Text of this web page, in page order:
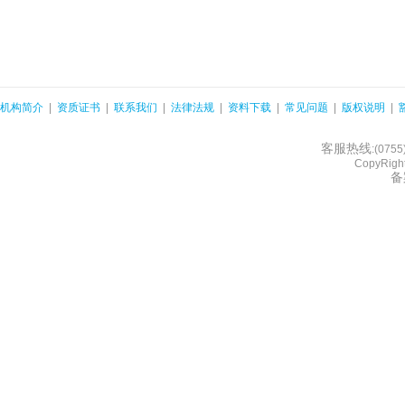
机构简介 资质证书 联系我们 法律法规 资料下载 常见问题 版权说明
客服热线